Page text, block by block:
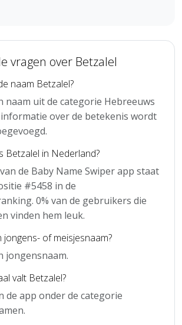
vragen over Betzalel
naam Betzalel?
naam uit de categorie Hebreeuws
over de betekenis wordt
Betzalel in Nederland?
de Baby Name Swiper app staat
#5458 in de
0% van de gebruikers die
vinden hem leuk.
jongens- of meisjesnaam?
jongensnaam.
valt Betzalel?
de app onder de categorie